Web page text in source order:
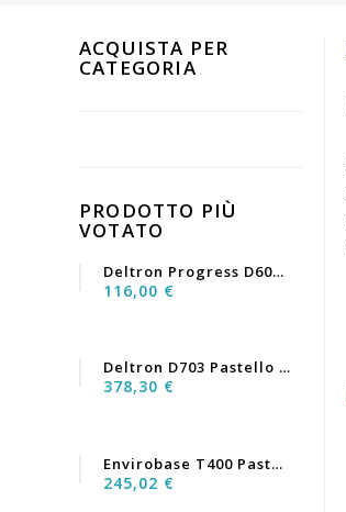
ACQUISTA PER
CATEGORIA
PRODOTTO PIÙ
VOTATO
Deltron Progress D6060...
116,00 €
Deltron D703 Pastello Nero...
378,30 €
Envirobase T400 Pastello...
245,02 €